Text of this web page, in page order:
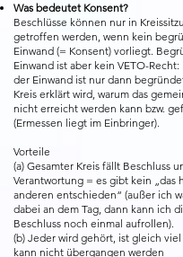
Was bedeutet Konsent?
Beschlüsse können nur in
getroffen werden, wenn kein
Einwand (= Konsent) vorliegt.
Einwand ist aber kein VETO-Recht:
der Einwand ist nur dann
Kreis erklärt wird, warum das
nicht erreicht werden kann bzw.
(Ermessen liegt im Einbringer).
Vorteile
(a) Gesamter Kreis fällt Beschluss
Verantwortung = es gibt kein „das
anderen entschieden“ (außer ich
dabei an dem Tag, dann kann ich
Beschluss noch einmal aufrollen).
(b) Jeder wird gehört, ist gleich
kann nicht übergangen werden